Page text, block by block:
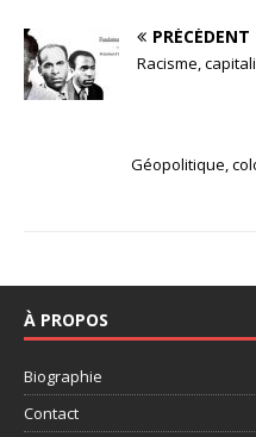
PRÉCÉDENT
Racisme,
Géopolitique,
À PROPOS
Biographie
Contact